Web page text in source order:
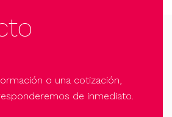
o una cotización,
de inmediato.